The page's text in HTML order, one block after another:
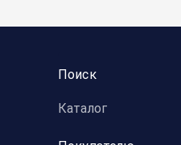
Поиск
Каталог